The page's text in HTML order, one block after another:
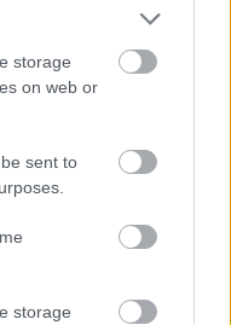
storage
on web or
sent to
storage